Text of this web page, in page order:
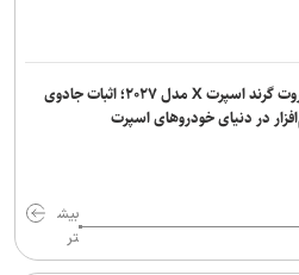
کوروت گرند اسپرت X مدل ۲۰۲۷؛ اثبات جادوی
در دنیای خودروهای اسپرت
بیش
تر